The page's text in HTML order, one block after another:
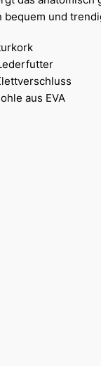
bequem und
aus EVA